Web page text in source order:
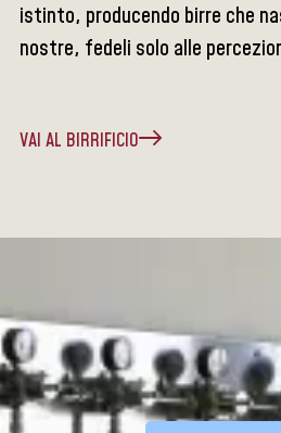
istinto, producendo birre che
nostre, fedeli solo alle
VAI AL BIRRIFICIO